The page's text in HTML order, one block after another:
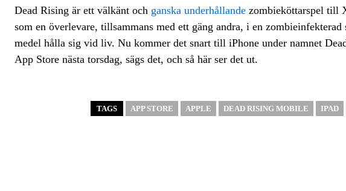
Dead Rising är ett välkänt och ganska underhållande zombieköttarspel till
som en överlevare, tillsammans med ett gäng andra, i en
medel hålla sig vid liv. Nu kommer det snart till iPhone under namnet
App Store nästa torsdag, sägs det, och så här ser det ut.
TAGS APP STORE APPLE DEAD RISING MOBILE IPAD